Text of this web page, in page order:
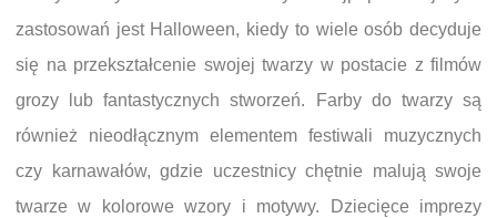
zastosowań jest Halloween, kiedy to wiele osób decyduje
się na przekształcenie swojej twarzy w postacie z filmów
grozy lub fantastycznych stworzeń. Farby do twarzy są
również nieodłącznym elementem festiwali muzycznych
czy karnawałów, gdzie uczestnicy chętnie malują swoje
twarze w kolorowe wzory i motywy. Dziecięce imprezy